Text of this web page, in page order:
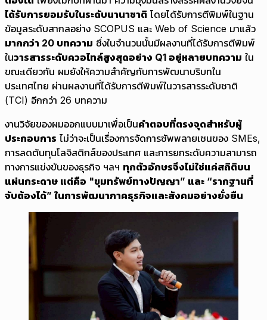
ได้รับการยอมรับในระดับนานาชาติ โดยได้รับการตีพิมพ์ในฐาน
ข้อมูลระดับสากลอย่าง SCOPUS และ Web of Science มาแล้ว
มากกว่า 20 บทความ ซึ่งในจำนวนนั้นมีผลงานที่ได้รับการตีพิมพ์
ในวารสารระดับควอไทล์สูงสุดอย่าง Q1 อยู่หลายบทความ ใน
ขณะเดียวกัน ผมยังให้ความสำคัญกับการพัฒนาบริบทใน
ประเทศไทย ผ่านผลงานที่ได้รับการตีพิมพ์ในวารสารระดับชาติ
(TCI) อีกกว่า 26 บทความ
งานวิจัยของผมออกแบบมาเพื่อเป็นคำตอบที่ตรงจุดสำหรับผู้
ประกอบการ ไม่ว่าจะเป็นเรื่องการจัดการซัพพลายเชนของ SMEs,
การลดต้นทุนโลจิสติกส์ของประเทศ และการยกระดับความสามารถ
ทางการแข่งขันของธุรกิจ ฯลฯ ทุกตัวอักษรจึงไม่ใช่แค่สถิติบน
แผ่นกระดาษ แต่คือ "ขุมทรัพย์ทางปัญญา” และ “รากฐานที่
จับต้องได้” ในการพัฒนาภาคธุรกิจและสังคมอย่างยั่งยืน